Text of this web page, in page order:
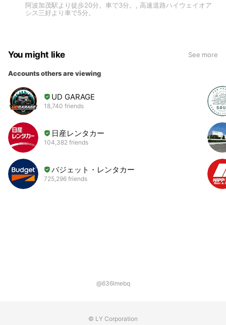
阿波加茂駅より徒歩20分。車で3分。, 高速道路ハイウェイオア
シス三好より車で5分。
You might like See more
Accounts others are viewing
UD GARAGE
18,740 friends
日産レンタカー
104,382 friends
バジェット・レンタカー
725,296 friends
@636lmebq
© LY Corporation